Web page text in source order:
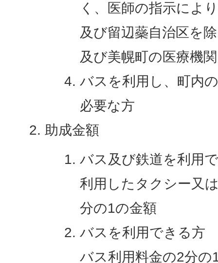
く、医師の指示によ
及び留辺蘂自治区を
及び美幌町の医療機
バスを利用し、町内
必要な方
助成金額
バス及び鉄道を利用
利用したタクシー又
分の1の金額
バスを利用できる方
バス利用料金の2分